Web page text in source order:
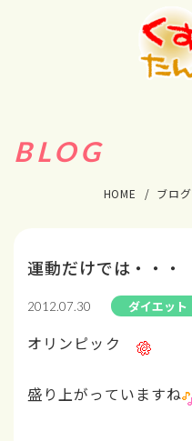
BLOG
HOME ブログ
運動だけでは・・・
2012.07.30 ダイエット
オリンピック
盛り上がっていますね